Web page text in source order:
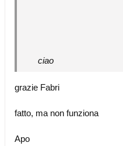
ciao
grazie Fabri
fatto, ma non funziona
Apo